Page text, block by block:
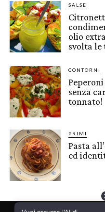
SALSE
olio
svolta le
CONTORNI
senza
tonnato!
PRIMI
Pasta
ed